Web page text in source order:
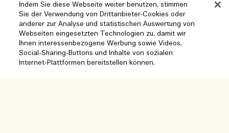
Hilfe
Cookies der Webseite verwalten
Besuchen und entdecken
Indem Sie diese Webseite weiter benutzen, stimmen
Sie der Verwendung von Drittanbieter-Cookies oder
anderer zur Analyse und statistischen Auswertung von
Webseiten eingesetzten Technologien zu, damit wir
Ihnen interessenbezogene Werbung sowie Videos,
Social-Sharing-Buttons und Inhalte von sozialen
Internet-Plattformen bereitstellen können.